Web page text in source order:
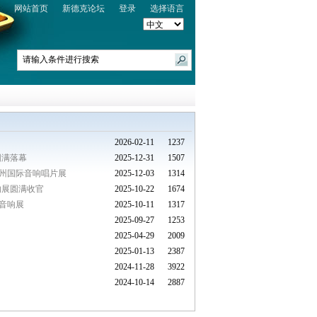
选择语言
登录
新德克论坛
网站首页
2026-02-11
1237
落幕
2025-12-31
1507
国际音响唱片展
2025-12-03
1314
圆满收官
2025-10-22
1674
响展
2025-10-11
1317
2025-09-27
1253
2025-04-29
2009
2025-01-13
2387
2024-11-28
3922
2024-10-14
2887